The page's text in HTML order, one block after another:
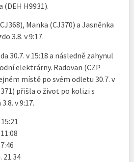
(DEH H9931).
Manka (CJ370) a Jasněnka
3.8. v 9:17.
30.7. v 15:18 a následně zahynul
elektrárny. Radovan (CZP
místě po svém odletu 30.7. v
přišla o život po kolizi s
v 9:17.
21:34